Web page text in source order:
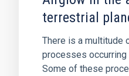
terrestrial
There is a multitude
processes occurring
Some of these